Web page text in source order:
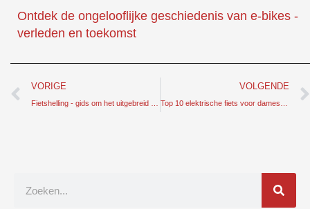
Ontdek de ongelooflijke geschiedenis van e-bikes -
verleden en toekomst
Prev
VORIGE VOLGENDE